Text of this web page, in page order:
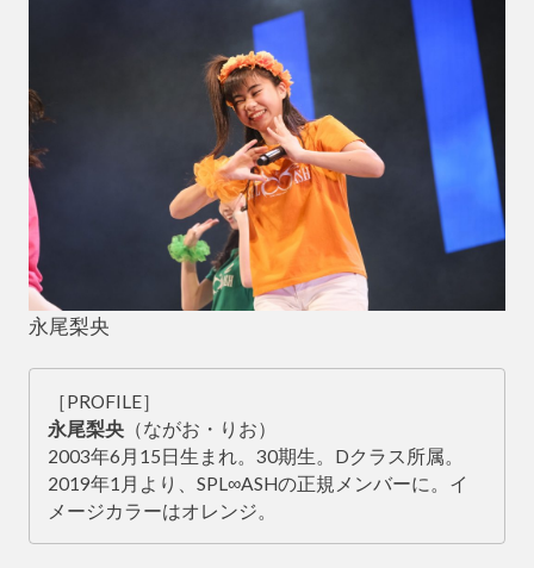
永尾梨央
［PROFILE］
永尾梨央 （ながお・りお）
2003年6月15日生まれ。30期生。Dクラス所属。
2019年1月より、SPL∞ASHの正規メンバーに。イ
メージカラーはオレンジ。